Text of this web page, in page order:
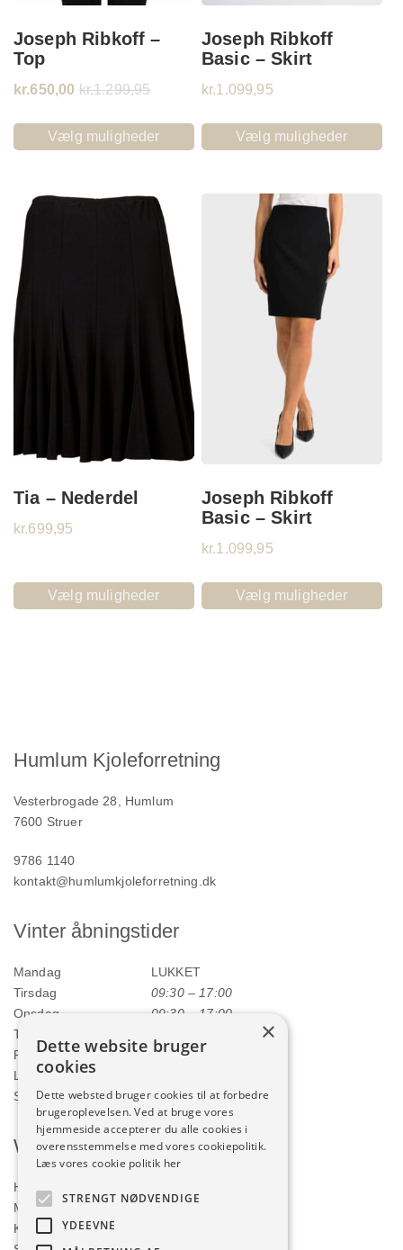
Joseph Ribkoff –
Top
kr.650,00 kr.1.299,95
Vælg muligheder
Joseph Ribkoff
Basic – Skirt
kr.1.099,95
Vælg muligheder
Tia – Nederdel
kr.699,95
Vælg muligheder
Joseph Ribkoff
Basic – Skirt
kr.1.099,95
Vælg muligheder
Humlum Kjoleforretning
Vesterbrogade 28, Humlum
7600 Struer
9786 1140
kontakt@humlumkjoleforretning.dk
Vinter åbningstider
Mandag
LUKKET
Tirsdag
09:30 – 17:00
Onsdag
09:30 – 17:00
Torsdag
Fredag
09:30 – 17:00
Lørdag
Søndag
LUKKET
Webshop
Handelsbetingelser
Min konto
Kurv
×
Dette website bruger
cookies
Dette websted bruger cookies til at forbedre
brugeroplevelsen. Ved at bruge vores
hjemmeside accepterer du alle cookies i
overensstemmelse med vores cookiepolitik.
Læs vores cookie politik her
STRENGT NØDVENDIGE
YDEEVNE